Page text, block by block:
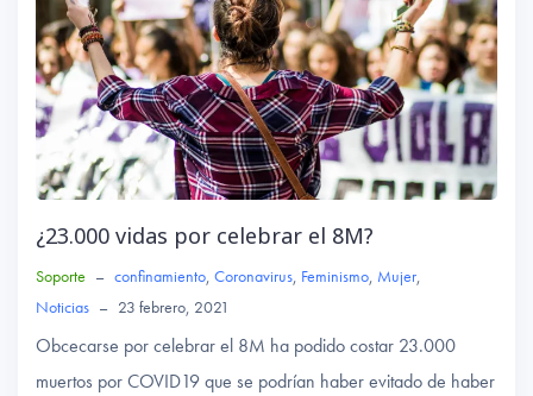
¿23.000 vidas por celebrar el 8M?
Soporte – confinamiento, Coronavirus, Feminismo, Mujer,
Noticias – 23 febrero, 2021
Obcecarse por celebrar el 8M ha podido costar 23.000
muertos por COVID19 que se podrían haber evitado de haber